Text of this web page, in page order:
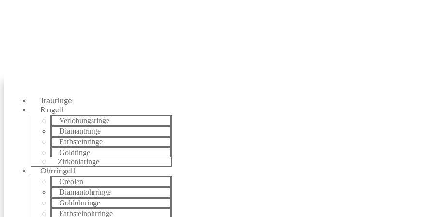
Trauringe
Ringe
Verlobungsringe
Diamantringe
Farbsteinringe
Goldringe
Zirkoniaringe
Ohrringe
Creolen
Diamantohrringe
Goldohrringe
Farbsteinohrringe